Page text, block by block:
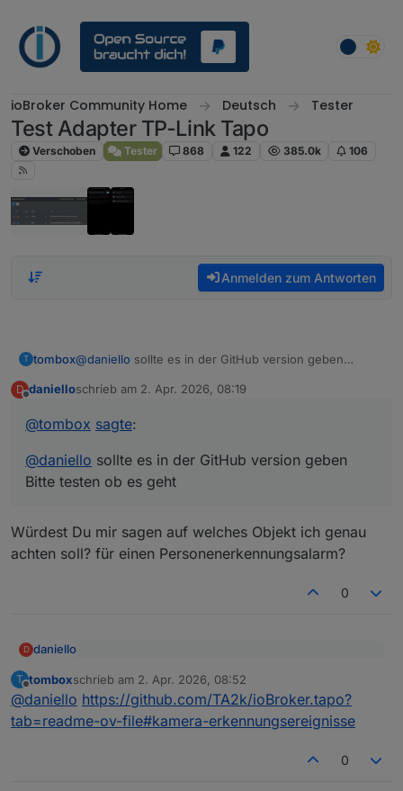
ioBroker Community Home Deutsch Tester
Test Adapter TP-Link Tapo
Verschoben Tester 868 122 385.0k 106
Anmelden zum Antworten
T tombox@daniello sollte es in der GitHub version geben
D danielloschrieb am 2. Apr. 2026, 08:19
zuletzt editiert von
@tombox sagte:
@daniello sollte es in der GitHub version geben
Bitte testen ob es geht
Würdest Du mir sagen auf welches Objekt ich genau
achten soll? für einen Personenerkennungsalarm?
0
D daniello
@daniellosollte es in der GitHub version geben
Bitte testen ob es geht
Würdest Du mir sagen auf welches Objekt ich genau
achten soll? für einen Personenerkennungsalarm?
T
Offline
tomboxschrieb am 2. Apr. 2026, 08:52
zuletzt editiert von
@daniello https://github.com/TA2k/ioBroker.tapo?
tab=readme-ov-file#kamera-erkennungsereignisse
0